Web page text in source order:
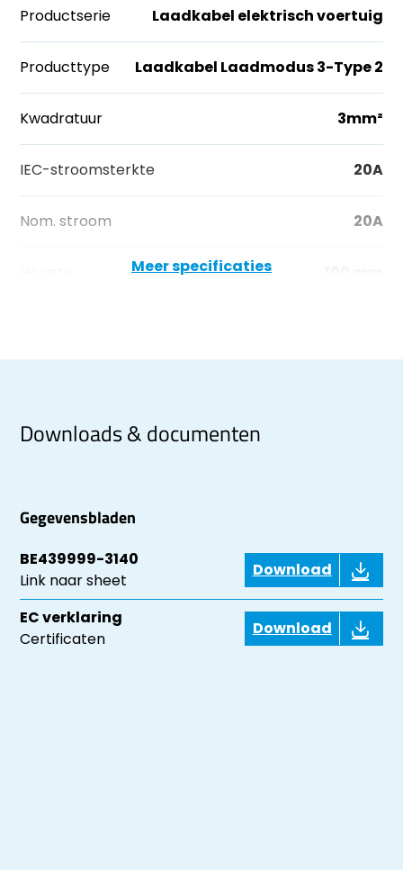
Productserie Laadkabel elektrisch voertuig
Producttype Laadkabel Laadmodus 3-Type 2
Kwadratuur 3mm²
IEC-stroomsterkte 20A
Nom. stroom 20A
Meer specificaties
Downloads & documenten
Gegevensbladen
BE439999-3140
Link naar sheet
Download
EC verklaring
Certificaten
Download